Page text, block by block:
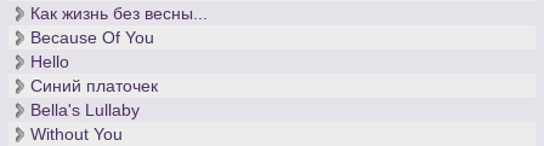
Как жизнь без весны...
Because Of You
Hello
Синий платочек
Bella's Lullaby
Without You